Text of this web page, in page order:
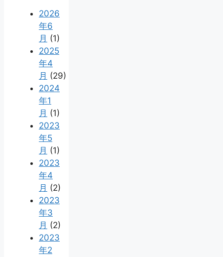
2026
年6
月 (1)
2025
年4
月 (29)
2024
年1
月 (1)
2023
年5
月 (1)
2023
年4
月 (2)
2023
年3
月 (2)
2023
年2